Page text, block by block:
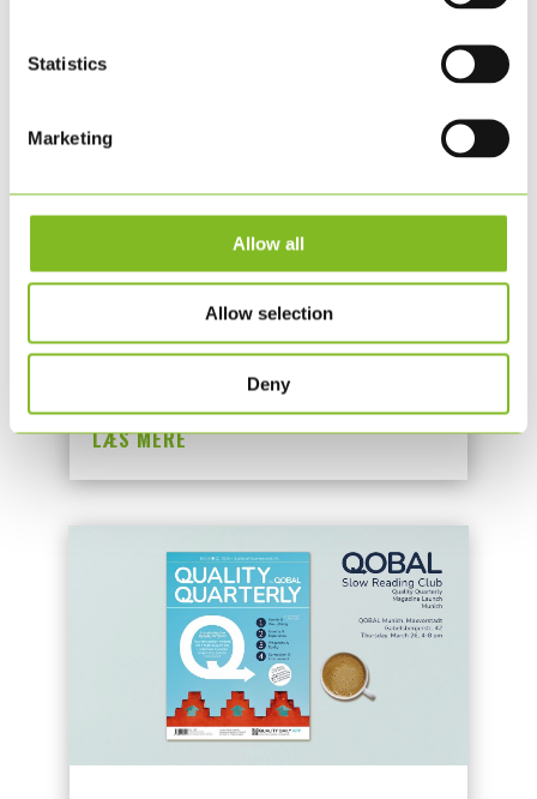
Statistics
Marketing
Allow all
Allow selection
Deny
KLS PUREPRINT FÅR VALIDERET
AF SINE NATURPÅVIRKNINGER
KLS PurePrint har fået valideret de første to trin i
Science Based Targets Network-processen, Step 1:
Assess og Step 2: Prioritize. Read the English
gennemført en vurdering og...
LÆS MERE